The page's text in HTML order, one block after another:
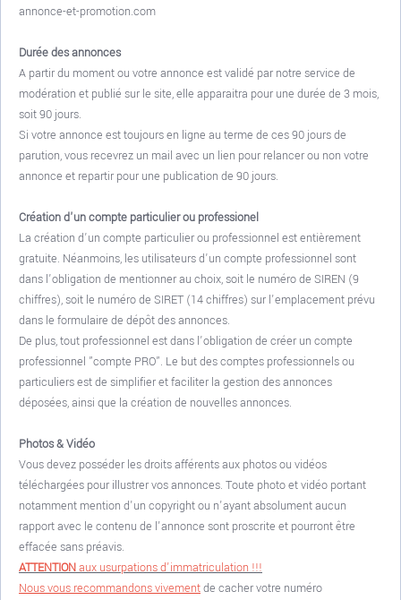
annonce-et-promotion.com
Durée des annonces
A partir du moment ou votre annonce est validé par notre service de
modération et publié sur le site, elle apparaitra pour une durée de 3 mois,
soit 90 jours.
Si votre annonce est toujours en ligne au terme de ces 90 jours de
parution, vous recevrez un mail avec un lien pour relancer ou non votre
annonce et repartir pour une publication de 90 jours.
Création d'un compte particulier ou professionel
La création d’un compte particulier ou professionnel est entièrement
gratuite. Néanmoins, les utilisateurs d’un compte professionnel sont
dans l’obligation de mentionner au choix, soit le numéro de SIREN (9
chiffres), soit le numéro de SIRET (14 chiffres) sur l'emplacement prévu
dans le formulaire de dépôt des annonces.
De plus, tout professionnel est dans l’obligation de créer un compte
professionnel "compte PRO". Le but des comptes professionnels ou
particuliers est de simplifier et faciliter la gestion des annonces
déposées, ainsi que la création de nouvelles annonces.
Photos & Vidéo
Vous devez posséder les droits afférents aux photos ou vidéos
téléchargées pour illustrer vos annonces. Toute photo et vidéo portant
notamment mention d'un copyright ou n'ayant absolument aucun
rapport avec le contenu de l'annonce sont proscrite et pourront être
effacée sans préavis.
ATTENTIONaux usurpations d'immatriculation !!!
Nous vous recommandons vivementde cacher votre numéro